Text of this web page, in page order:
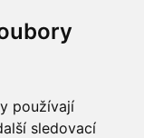
používají
sledovací